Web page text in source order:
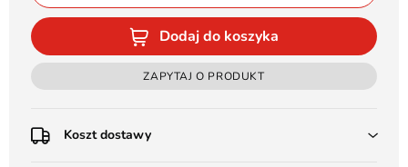
Dodaj do koszyka
ZAPYTAJ O PRODUKT
Koszt dostawy